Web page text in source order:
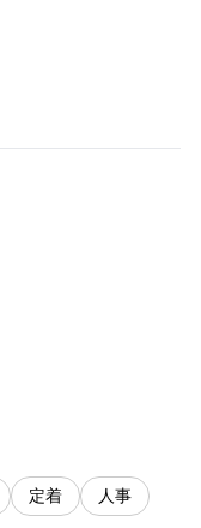
定着 人事